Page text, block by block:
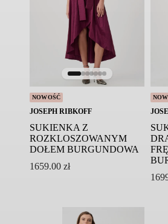
100% Bawełna
Pranie ręczne
Prać oddzielnie w delikatnym
odwróceniu na lewą stronę w
Nie suszyć w suszarce bębnowej
Prasować w niskiej temperaturze
Symbol modelu: JEMMA COTTON
TOILE/01
NOWOŚĆ
JOSEPH RIBKOFF
SUKIENKA Z
ROZKLOSZOWANYM
DOŁEM BURGUNDOWA
1659.00 zł